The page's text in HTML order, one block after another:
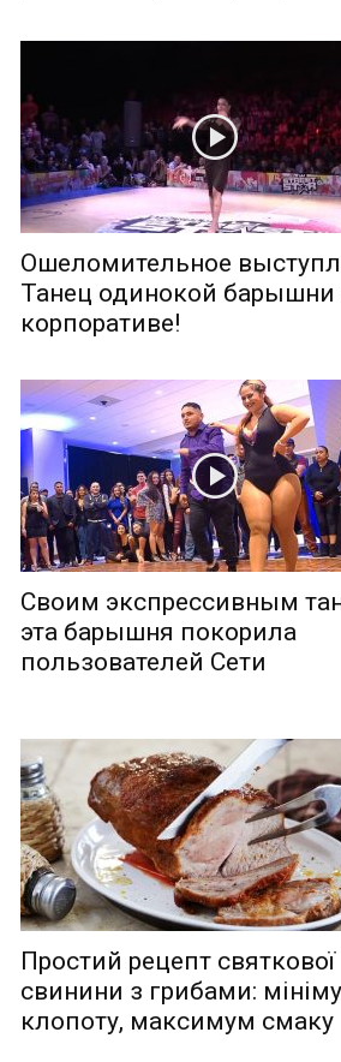
Ошеломительное
Танец одинокой барышни
корпоративе!
Своим экспрессивным
эта барышня покорила
пользователей Сети
Простий рецепт святкової
свинини з грибами:
клопоту, максимум смаку